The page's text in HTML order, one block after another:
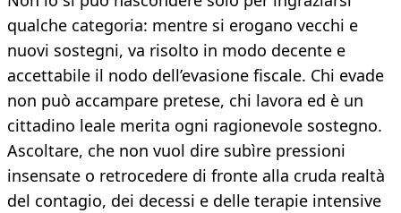
qualche categoria: mentre si erogano vecchi e
nuovi sostegni, va risolto in modo decente e
accettabile il nodo dell’evasione fiscale. Chi evade
non può accampare pretese, chi lavora ed è un
cittadino leale merita ogni ragionevole sostegno.
Ascoltare, che non vuol dire subìre pressioni
insensate o retrocedere di fronte alla cruda realtà
del contagio, dei decessi e delle terapie intensive